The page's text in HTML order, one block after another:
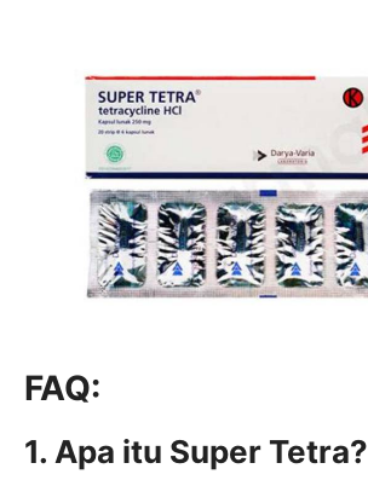
FAQ:
1. Apa itu Super Tetra?